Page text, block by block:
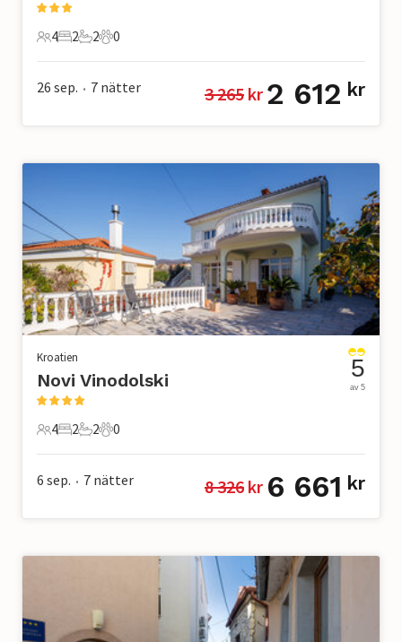
4 Gäster
4
2 Sovrum
2
2 Badrum
2
0 Husdjur
0
26 sep. • 7 nätter 3 265 kr 2 612 kr
Kroatien
Novi Vinodolski
4 Gäster
4
2 Sovrum
2
2 Badrum
2
0 Husdjur
0
5
av 5
6 sep. • 7 nätter 8 326 kr 6 661 kr